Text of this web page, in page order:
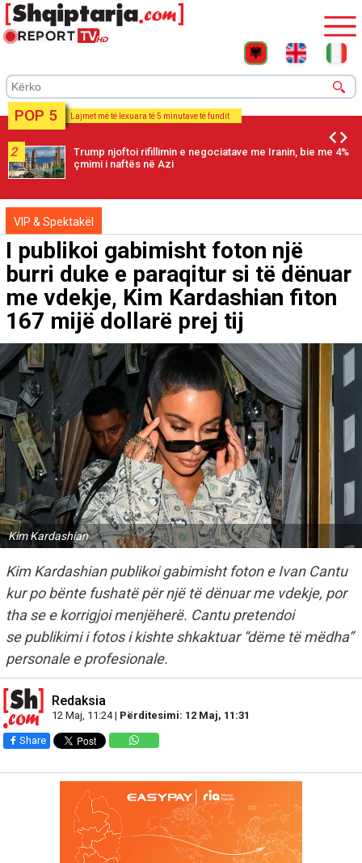
POP 5 Lajmet më të lexuara të 5 minutave të fundit
2
Trump njoftoi rifillimin e negociatave me Iranin, bie me 4%
çmimi i naftës në Azi
VIP & Spektakël
I publikoi gabimisht foton një
burri duke e paraqitur si të dënuar
me vdekje, Kim Kardashian fiton
167 mijë dollarë prej tij
Kim Kardashian
Kim Kardashian publikoi gabimisht foton e Ivan Cantu
kur po bënte fushatë për një të dënuar me vdekje, por
tha se e korrigjoi menjëherë. Cantu pretendoi
se publikimi i fotos i kishte shkaktuar “dëme të mëdha”
personale e profesionale.
Redaksia
12 Maj, 11:24 | Përditesimi: 12 Maj, 11:31
Share